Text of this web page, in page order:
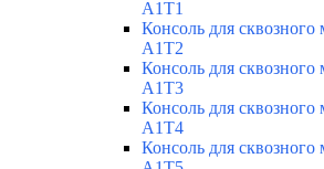
A1T1
Консоль для
A1T2
Консоль для
A1T3
Консоль для
A1T4
Консоль для